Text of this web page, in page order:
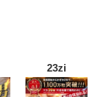
23zi